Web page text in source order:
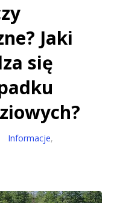
Jaki
się
Informacje,